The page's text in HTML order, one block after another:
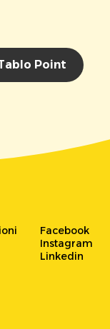
Point
Facebook
Instagram
Linkedin